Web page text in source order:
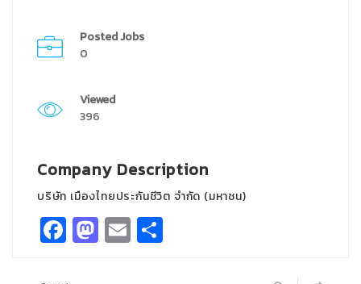
Posted Jobs
0
Viewed
396
Company Description
บริษัท เมืองไทยประกันชีวิต จำกัด (มหาชน)
Facebook
Mastodon
Email